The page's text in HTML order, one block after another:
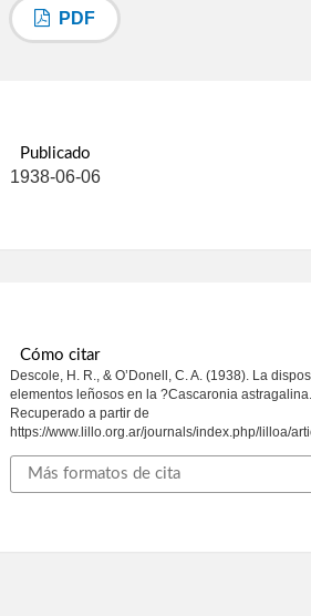
PDF
Publicado
1938-06-06
Cómo citar
Descole, H. R., & O’Donell, C. A. (1938). La
elementos leñosos en la ?Cascaronia astragalina.
Recuperado a partir de
https://www.lillo.org.ar/journals/index.php/lilloa/
Más formatos de cita